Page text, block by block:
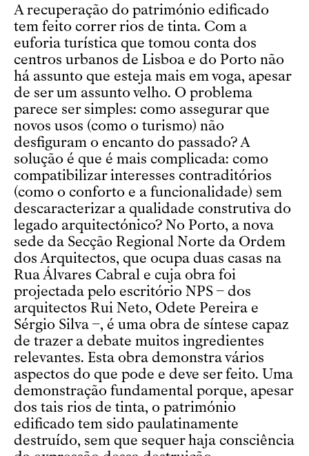
A recuperação do património edificado
tem feito correr rios de tinta. Com a
euforia turística que tomou conta dos
centros urbanos de Lisboa e do Porto não
há assunto que esteja mais em voga, apesar
de ser um assunto velho. O problema
parece ser simples: como assegurar que
novos usos (como o turismo) não
desfiguram o encanto do passado? A
solução é que é mais complicada: como
compatibilizar interesses contraditórios
(como o conforto e a funcionalidade) sem
descaracterizar a qualidade construtiva do
legado arquitectónico? No Porto, a nova
sede da Secção Regional Norte da Ordem
dos Arquitectos, que ocupa duas casas na
Rua Álvares Cabral e cuja obra foi
projectada pelo escritório NPS – dos
arquitectos Rui Neto, Odete Pereira e
Sérgio Silva –, é uma obra de síntese capaz
de trazer a debate muitos ingredientes
relevantes. Esta obra demonstra vários
aspectos do que pode e deve ser feito. Uma
demonstração fundamental porque, apesar
dos tais rios de tinta, o património
edificado tem sido paulatinamente
destruído, sem que sequer haja consciência